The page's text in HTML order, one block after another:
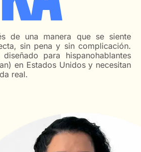
de una manera que se siente
sin pena y sin complicación.
para hispanohablantes
en Estados Unidos y necesitan
real.